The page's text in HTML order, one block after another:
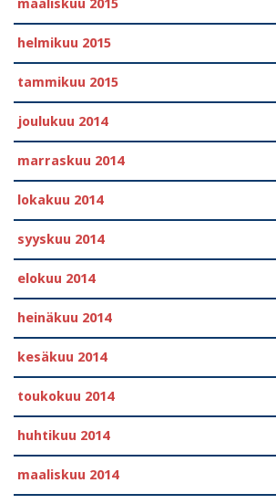
maaliskuu 2015
helmikuu 2015
tammikuu 2015
joulukuu 2014
marraskuu 2014
lokakuu 2014
syyskuu 2014
elokuu 2014
heinäkuu 2014
kesäkuu 2014
toukokuu 2014
huhtikuu 2014
maaliskuu 2014